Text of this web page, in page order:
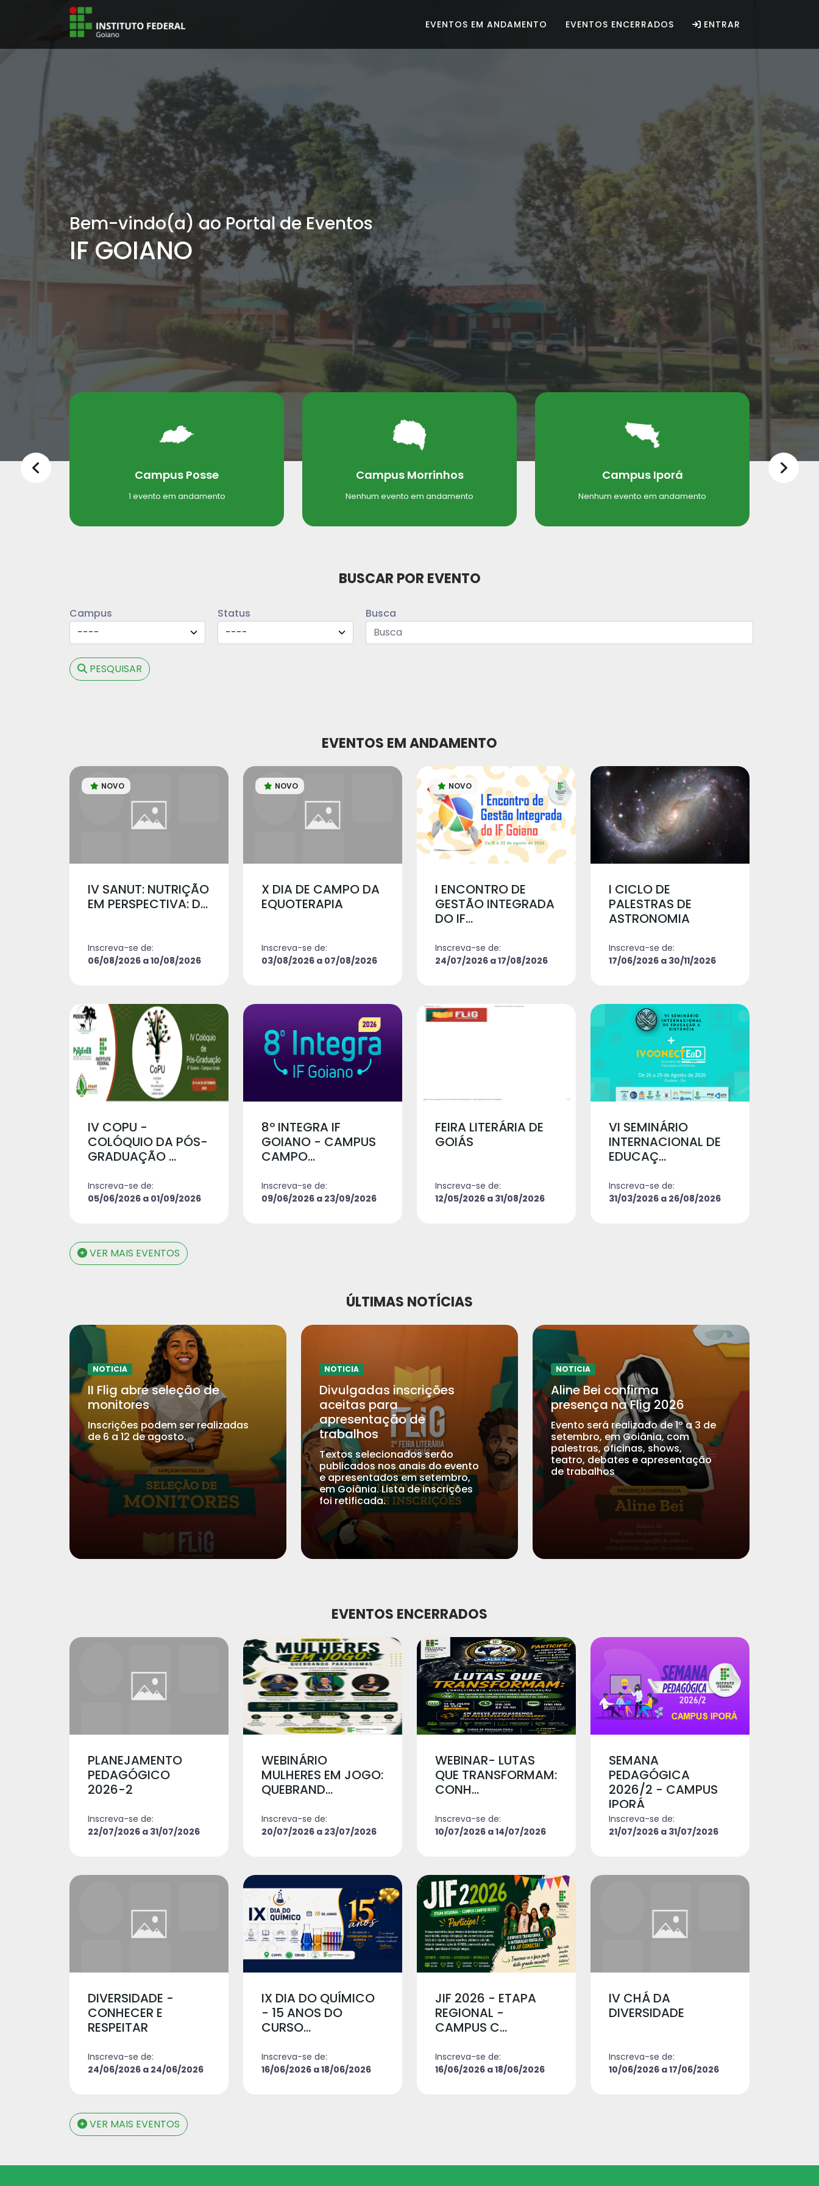
EVENTOS EM ANDAMENTO EVENTOS ENCERRADOS ENTRAR
Bem-vindo(a) ao Portal de Eventos
IF GOIANO
Campus Posse
1 evento em andamento
Campus Morrinhos
Nenhum evento em andamento
Campus Iporá
Nenhum evento em andamento
BUSCAR POR EVENTO
Campus Status Busca
PESQUISAR
EVENTOS EM ANDAMENTO
NOVO
IV SANUT: NUTRIÇÃO
EM PERSPECTIVA: D...
Inscreva-se de:
06/08/2026 a 10/08/2026
NOVO
X DIA DE CAMPO DA
EQUOTERAPIA
Inscreva-se de:
03/08/2026 a 07/08/2026
NOVO
I ENCONTRO DE
GESTÃO INTEGRADA
DO IF...
Inscreva-se de:
24/07/2026 a 17/08/2026
I CICLO DE
PALESTRAS DE
ASTRONOMIA
Inscreva-se de:
17/06/2026 a 30/11/2026
IV COPU -
COLÓQUIO DA PÓS-
GRADUAÇÃO ...
Inscreva-se de:
05/06/2026 a 01/09/2026
8º INTEGRA IF
GOIANO - CAMPUS
CAMPO...
Inscreva-se de:
09/06/2026 a 23/09/2026
FEIRA LITERÁRIA DE
GOIÁS
Inscreva-se de:
12/05/2026 a 31/08/2026
VI SEMINÁRIO
INTERNACIONAL DE
EDUCAÇ...
Inscreva-se de:
31/03/2026 a 26/08/2026
VER MAIS EVENTOS
ÚLTIMAS NOTÍCIAS
NOTICIA
II Flig abre seleção de
monitores
Inscrições podem ser realizadas
de 6 a 12 de agosto.
NOTICIA
Divulgadas inscrições
aceitas para
apresentação de
trabalhos
Textos selecionados serão
publicados nos anais do evento
e apresentados em setembro,
em Goiânia. Lista de inscrições
foi retificada.
NOTICIA
Aline Bei confirma
presença na Flig 2026
Evento será realizado de 1º a 3 de
setembro, em Goiânia, com
palestras, oficinas, shows,
teatro, debates e apresentação
de trabalhos
EVENTOS ENCERRADOS
PLANEJAMENTO
PEDAGÓGICO
2026-2
Inscreva-se de:
22/07/2026 a 31/07/2026
WEBINÁRIO
MULHERES EM JOGO:
QUEBRAND...
Inscreva-se de:
20/07/2026 a 23/07/2026
WEBINAR- LUTAS
QUE TRANSFORMAM:
CONH...
Inscreva-se de:
10/07/2026 a 14/07/2026
SEMANA
PEDAGÓGICA
2026/2 - CAMPUS
IPORÁ
Inscreva-se de:
21/07/2026 a 31/07/2026
DIVERSIDADE -
CONHECER E
RESPEITAR
Inscreva-se de:
24/06/2026 a 24/06/2026
IX DIA DO QUÍMICO
- 15 ANOS DO
CURSO...
Inscreva-se de:
16/06/2026 a 18/06/2026
JIF 2026 - ETAPA
REGIONAL -
CAMPUS C...
Inscreva-se de:
16/06/2026 a 18/06/2026
IV CHÁ DA
DIVERSIDADE
Inscreva-se de:
10/06/2026 a 17/06/2026
VER MAIS EVENTOS